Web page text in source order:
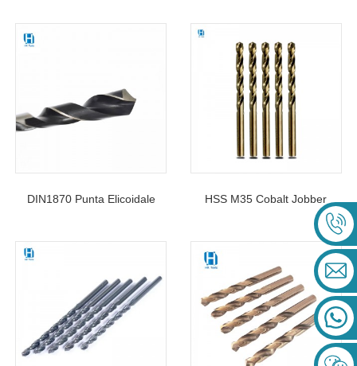
DIN1870 Punta Elicoidale
Conico Morse Per Foratura
Di Metalli
HSS M35 Cobalt Jobber
Lunghezza Punte Elicoidali
Con Codolo Dritto Per
Foratura Di Metalli In Acciaio
Inossidabile